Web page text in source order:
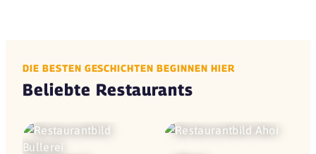
DIE BESTEN GESCHICHTEN BEGINNEN HIER
Beliebte Restaurants